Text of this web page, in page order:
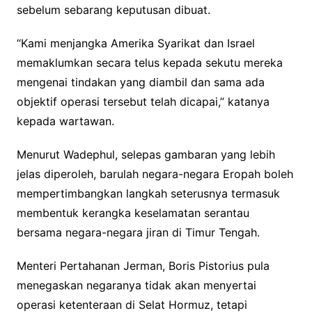
sebelum sebarang keputusan dibuat.
“Kami menjangka Amerika Syarikat dan Israel
memaklumkan secara telus kepada sekutu mereka
mengenai tindakan yang diambil dan sama ada
objektif operasi tersebut telah dicapai,” katanya
kepada wartawan.
Menurut Wadephul, selepas gambaran yang lebih
jelas diperoleh, barulah negara-negara Eropah boleh
mempertimbangkan langkah seterusnya termasuk
membentuk kerangka keselamatan serantau
bersama negara-negara jiran di Timur Tengah.
Menteri Pertahanan Jerman, Boris Pistorius pula
menegaskan negaranya tidak akan menyertai
operasi ketenteraan di Selat Hormuz, tetapi